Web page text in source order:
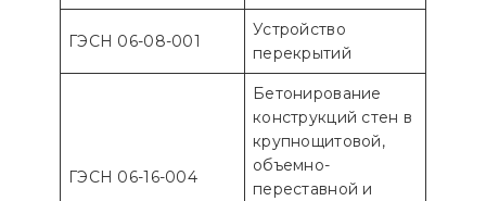
ГЭСН 06-08-001
Устройство
перекрытий
ГЭСН 06-16-004
Бетонирование
конструкций стен в
крупнощитовой,
объемно-
переставной и